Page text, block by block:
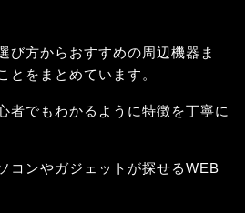
び方からおすすめの周辺機器ま
とをまとめています。
者でもわかるように特徴を丁寧に
コンやガジェットが探せるWEB